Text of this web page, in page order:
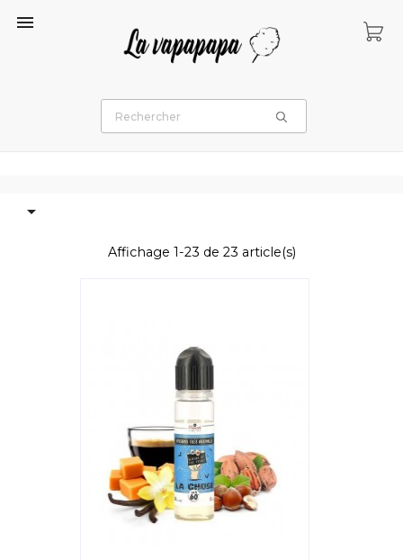


Affichage 1-23 de 23 article(s)